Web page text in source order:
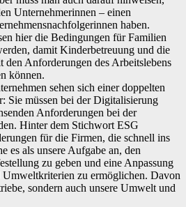
Unternehmerinnen – einen
haben.
hier die Bedingungen für Familien
damit Kinderbetreuung und die
Anforderungen des Arbeitslebens
können.
sehen sich einer doppelten
Sie müssen bei der Digitalisierung
Anforderungen bei der
Hinter dem Stichwort ESG
für die Firmen, die schnell ins
es als unsere Aufgabe an, den
zu geben und eine Anpassung
zu ermöglichen. Davon
sondern auch unsere Umwelt und